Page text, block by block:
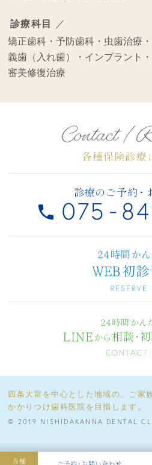
診療科目
／
矯正歯科・予防歯科・ 虫歯治療・
義歯（入れ歯）・ インプラント・
審美修復治療
四条大宮を中心とした地域の、ご家
かかりつけ歯科医院を目指します。
© 2019 NISHIDAKANNA DENTAL